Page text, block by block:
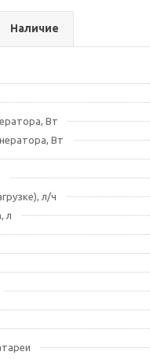
Наличие
Вт
Вт
л/ч
л